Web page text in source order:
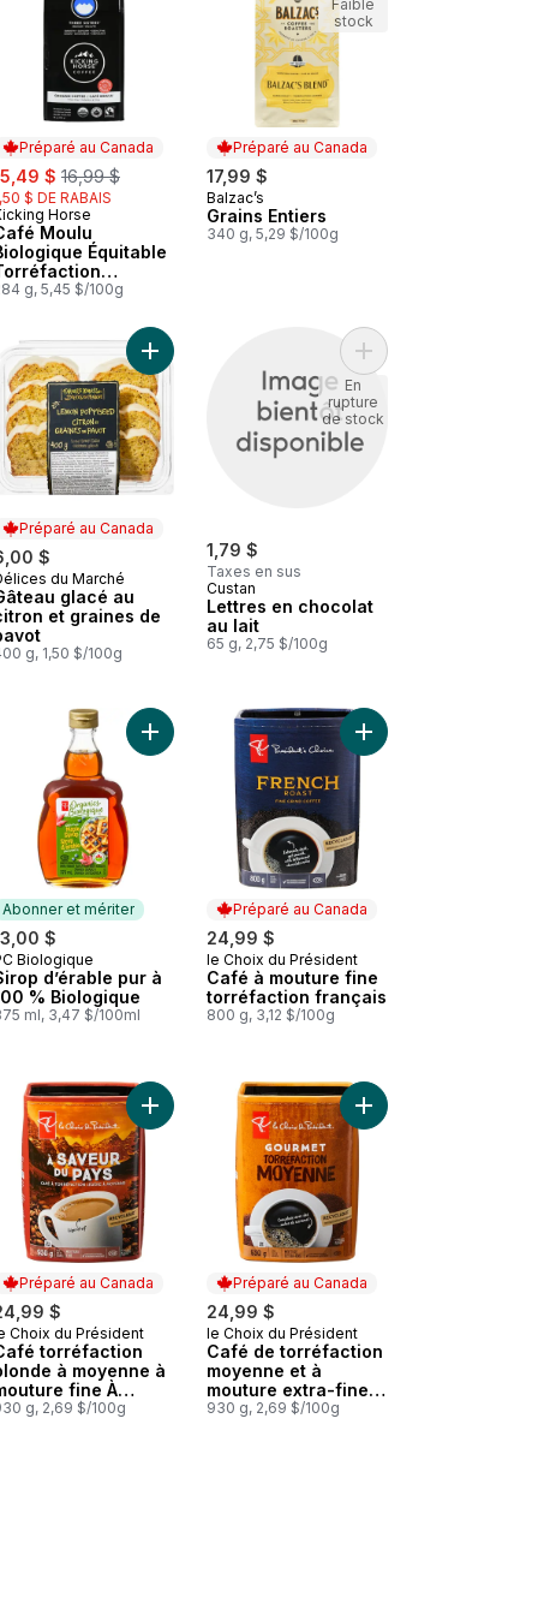
Préparé au Canada
$ , formerly:
16,99 $
$ DE RABAIS
au Canada
Horse
Moulu
Équitable
, Three
g, 5,45 $/100g
Préparé au Canada
17,99 $
Préparé au Canada
Balzac’s
Grains Entiers
340 g, 5,29 $/100g
Faible
stock
moyenne à mouture fine Gourmet au panier
Torréfaction Foncée, Kick Ass au panier
DE BASILIC EXTRA VIERG au panier
Préparé au Canada
$
au Canada
du Marché
glacé au
et graines de
g, 1,50 $/100g
Ajouter Gâteau glacé au citron et graines de
1,79 $
Taxes en sus
Custan
Lettres en chocolat
au lait
65 g, 2,75 $/100g
Ajouter Lettres en
En
rupture
de stock
au panierau panier
De Thé Scellés Pour En Préserver La Fraîcheurgoût
Abonner et mériter
$
et mériter
Biologique
d’érable pur à
% Biologique
ml, 3,47 $/100ml
Ajouter Sirop d’érable pur à 100 % Biologique
Préparé au Canada
24,99 $
Préparé au Canada
le Choix du Président
Café à mouture fine
torréfaction français
800 g, 3,12 $/100g
Ajouter Café à
au panierTorréfaction Foncée, 454 Horse Power au panier
noir de la Côte Ouest Gourmet au panier
Préparé au Canada
$
au Canada
Choix du Président
torréfaction
à moyenne à
fine À
du pays
g, 2,69 $/100g
Ajouter Café torréfaction blonde à moyenne à
Préparé au Canada
24,99 $
Préparé au Canada
le Choix du Président
Café de torréfaction
moyenne et à
mouture extra-fine
Gourmet
930 g, 2,69 $/100g
Ajouter Café de
au panier
au panier
en grains de torréfaction moyenne Gourmet au panier